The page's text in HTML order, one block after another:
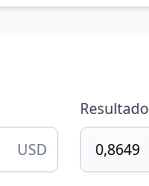
USD
Resultado